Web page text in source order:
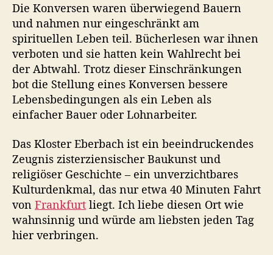
Die Konversen waren überwiegend Bauern
und nahmen nur eingeschränkt am
spirituellen Leben teil. Bücherlesen war ihnen
verboten und sie hatten kein Wahlrecht bei
der Abtwahl. Trotz dieser Einschränkungen
bot die Stellung eines Konversen bessere
Lebensbedingungen als ein Leben als
einfacher Bauer oder Lohnarbeiter.
Das Kloster Eberbach ist ein beeindruckendes
Zeugnis zisterziensischer Baukunst und
religiöser Geschichte – ein unverzichtbares
Kulturdenkmal, das nur etwa 40 Minuten Fahrt
von Frankfurt liegt. Ich liebe diesen Ort wie
wahnsinnig und würde am liebsten jeden Tag
hier verbringen.